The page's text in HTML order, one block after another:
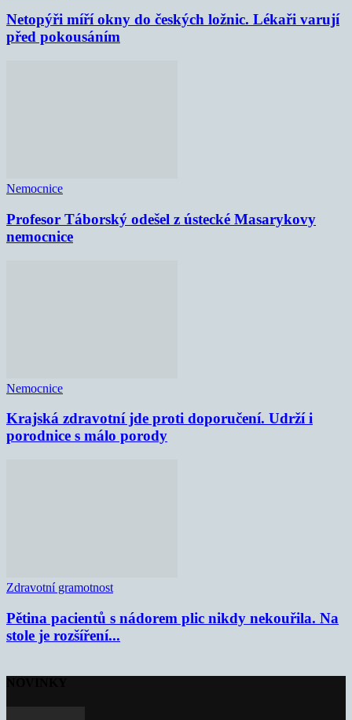
Netopýři míří okny do českých ložnic. Lékaři varují
před pokousáním
Nemocnice
Profesor Táborský odešel z ústecké Masarykovy
nemocnice
Nemocnice
Krajská zdravotní jde proti doporučení. Udrží i
porodnice s málo porody
Zdravotní gramotnost
Pětina pacientů s nádorem plic nikdy nekouřila. Na
stole je rozšíření...